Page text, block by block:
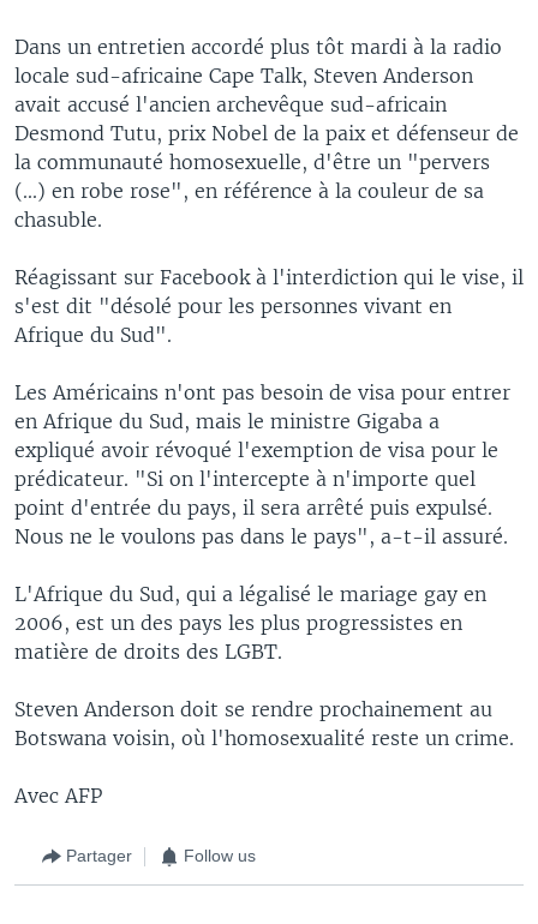
Dans un entretien accordé plus tôt mardi à la radio
locale sud-africaine Cape Talk, Steven Anderson
avait accusé l'ancien archevêque sud-africain
Desmond Tutu, prix Nobel de la paix et défenseur de
la communauté homosexuelle, d'être un "pervers
(...) en robe rose", en référence à la couleur de sa
chasuble.
Réagissant sur Facebook à l'interdiction qui le vise, il
s'est dit "désolé pour les personnes vivant en
Afrique du Sud".
Les Américains n'ont pas besoin de visa pour entrer
en Afrique du Sud, mais le ministre Gigaba a
expliqué avoir révoqué l'exemption de visa pour le
prédicateur. "Si on l'intercepte à n'importe quel
point d'entrée du pays, il sera arrêté puis expulsé.
Nous ne le voulons pas dans le pays", a-t-il assuré.
L'Afrique du Sud, qui a légalisé le mariage gay en
2006, est un des pays les plus progressistes en
matière de droits des LGBT.
Steven Anderson doit se rendre prochainement au
Botswana voisin, où l'homosexualité reste un crime.
Avec AFP
Partager Follow us